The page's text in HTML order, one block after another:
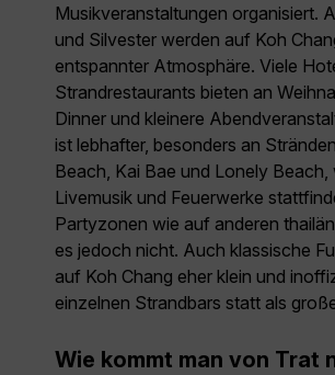
Musikveranstaltungen organisiert.
und Silvester werden auf Koh
entspannter Atmosphäre. Viele
Strandrestaurants bieten an
Dinner und kleinere
ist lebhafter, besonders an
Beach, Kai Bae und Lonely
Livemusik und Feuerwerke
Partyzonen wie auf anderen
es jedoch nicht. Auch klassische
auf Koh Chang eher klein und
einzelnen Strandbars statt als
Wie kommt man von Trat